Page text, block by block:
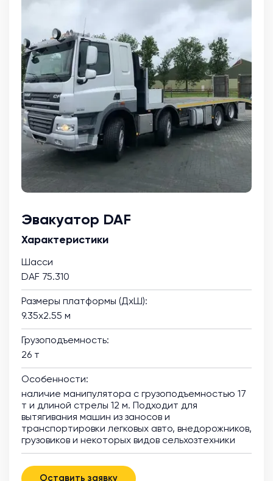
Эвакуатор DAF
Характеристики
Шасси
DAF 75.310
Размеры платформы (ДхШ):
9.35х2.55 м
Грузоподъемность:
26 т
Особенности:
наличие манипулятора с грузоподъемностью 17
т и длиной стрелы 12 м. Подходит для
вытягивания машин из заносов и
транспортировки легковых авто, внедорожников,
грузовиков и некоторых видов сельхозтехники
Оставить заявку